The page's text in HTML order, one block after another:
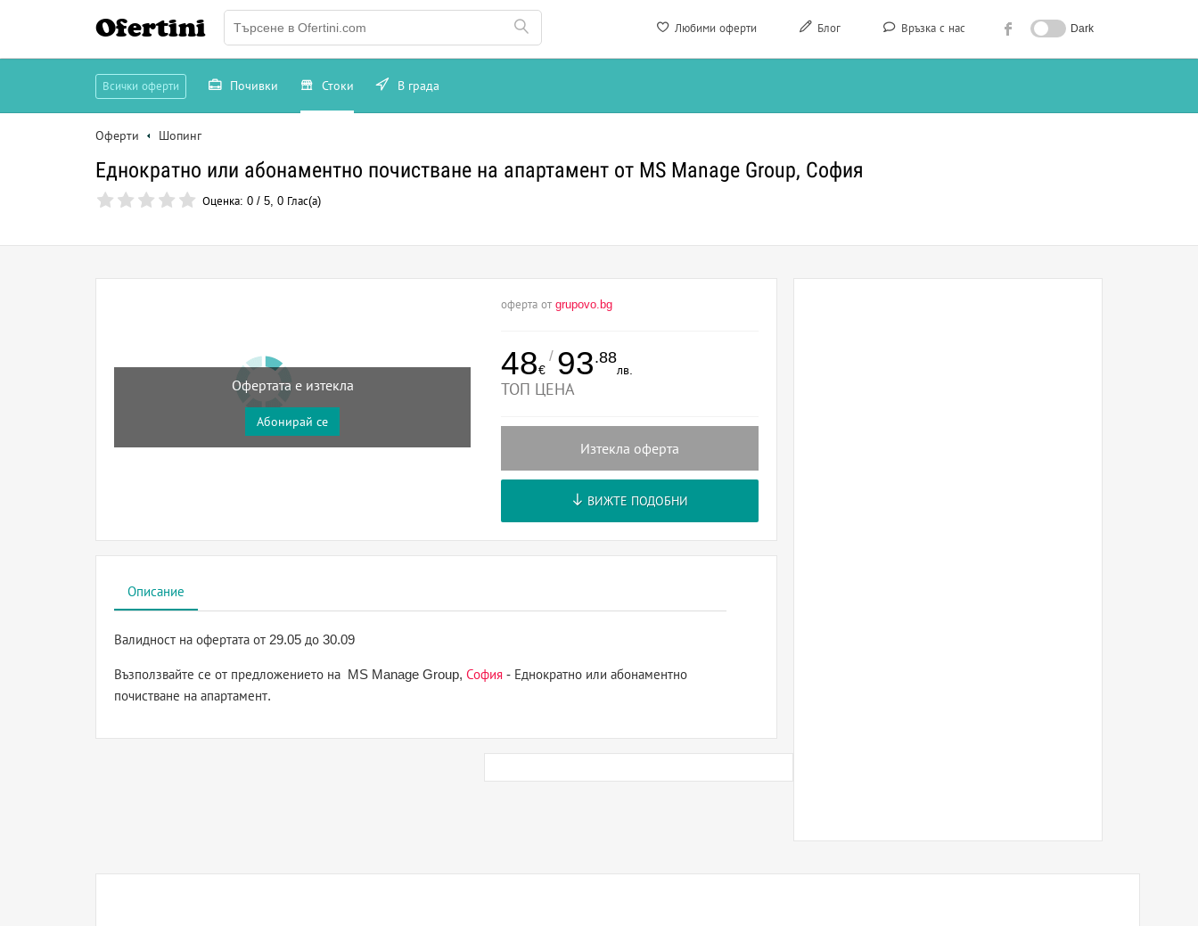
Любими оферти Блог Връзка с нас Dark
Ofertini
Всички оферти Почивки Стоки В града
Оферти Шопинг
Еднократно или абонаментно почистване на апартамент от MS Manage Group, София
Оценка: 0 / 5, 0 Глас(а)
Офертата е изтекла
Абонирай се
оферта от grupovo.bg
48€
/ 93.88
лв.
ТОП ЦЕНА
Изтекла оферта
ВИЖТЕ ПОДОБНИ
Описание
Валидност на офертата от 29.05 до 30.09
Възползвайте се от предложението на MS Manage Group, София - Еднократно или абонаментно
почистване на апартамент.